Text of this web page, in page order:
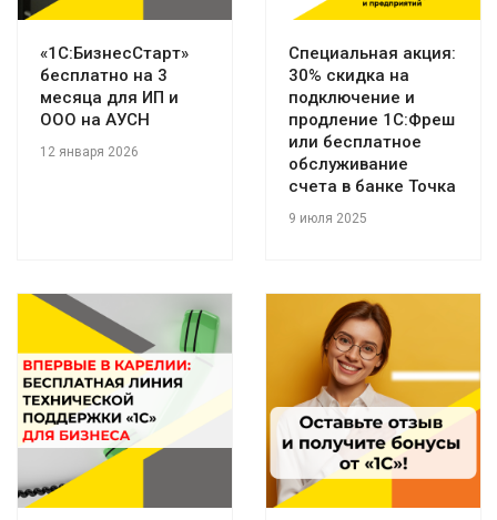
«1С:БизнесСтарт»
бесплатно на 3
месяца для ИП и
ООО на АУСН
12 января 2026
Специальная акция:
30% скидка на
подключение и
продление 1С:Фреш
или бесплатное
обслуживание
счета в банке Точка
9 июля 2025